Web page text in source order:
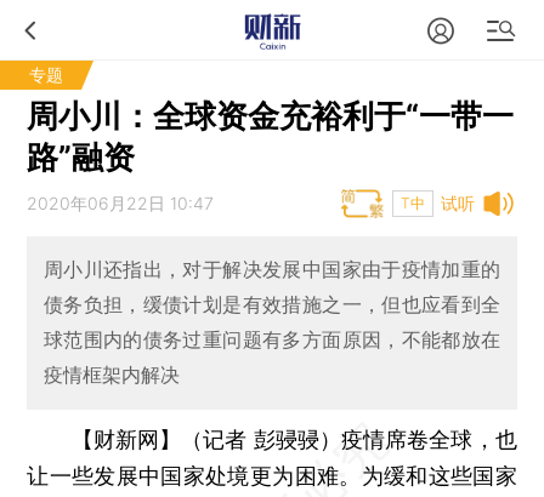
专题
周小川：全球资金充裕利于“一带一
路”融资
试听
2020年06月22日 10:47 T中
周小川还指出，对于解决发展中国家由于疫情加重的
债务负担，缓债计划是有效措施之一，但也应看到全
球范围内的债务过重问题有多方面原因，不能都放在
疫情框架内解决
【财新网】（记者 彭骎骎） 疫情席卷全球，也
让一些发展中国家处境更为困难。为缓和这些国家